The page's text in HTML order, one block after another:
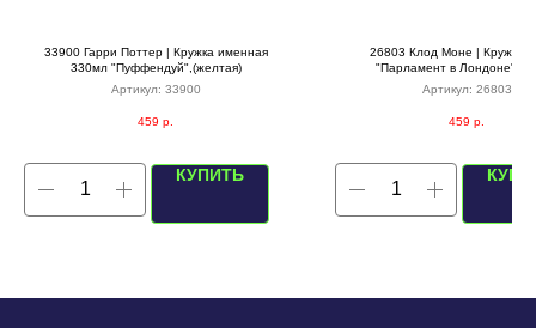
33900 Гарри Поттер | Кружка именная
330мл "Пуффендуй",(желтая)
Артикул: 33900
459 р.
КУПИТЬ
26803 Клод Моне | Кружка
"Парламент в
Артикул: 26803
459 р.